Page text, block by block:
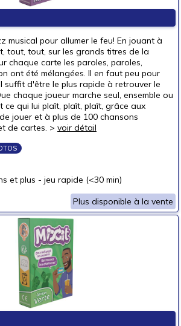
ans)
ans)
et +)
(6)
(6)
musical pour allumer le feu! En jouant à
tout, tout, sur les grands titres de la
chaque carte les paroles, paroles,
ont été mélangées. Il en faut peu pour
suffit d'être le plus rapide à retrouver le
chaque joueur marche seul, ensemble ou
ce qui lui plaît, plaît, plaît, grâce aux
jouer et à plus de 100 chansons
de cartes. > voir détail
et plus - jeu rapide (<30 min)
Plus disponible à la vente